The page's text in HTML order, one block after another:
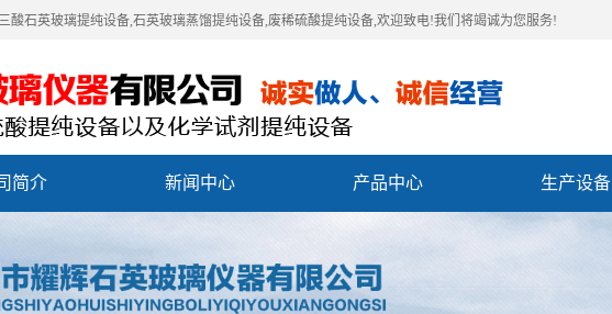
酸石英玻璃提纯设备,石英玻璃蒸馏提纯设备,废稀硫酸提纯设备,欢迎致电!我们将竭诚为您服务!
简介 新闻中心 产品中心 生产设备